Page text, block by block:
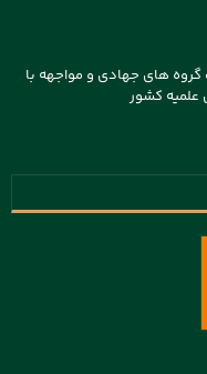
گروه های جهادی و مواجهه با
علمیه کشور